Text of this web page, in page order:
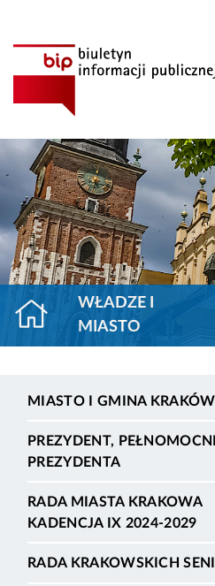
WŁADZE I
MIASTO
MIASTO I GMINA KRAKÓW
PREZYDENT,
PREZYDENTA
RADA MIASTA KRAKOWA
KADENCJA IX 2024-2029
RADA KRAKOWSKICH